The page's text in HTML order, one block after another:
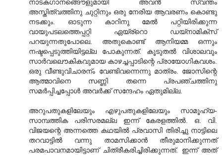
നാടകഗാനങ്ങൌളുമായി അവന്‍ സ്വന്തം
അസ്തിത്വത്തിനു ചുറ്റിനും ഒരു നേരിയ ആവരണം കൊണ്ടു
നടക്കും. ഓടുന്ന കാറിനു മേല്‍ പറ്റിയിരിക്കുന്ന
വായുപടലത്തെപ്പറ്റി ഏയ്ര്‌റൊ ഡയ്നാമിക്സ്
പറയുന്നതുപോലെ.‍ അതുകൊണ്ട് ആനിയമ്മ ഒന്നും
നഷ്ടപ്പെടുത്തിയിട്ടല്ല പോകുന്നത്. കൂടുതല്‍ വിശാലവും
സാര്‍വലൌകികവുമായ കാഴച്ചപ്പാടിന്റെ പ്രായോഗികവശം.
ഒരു വീണ്ടുവിചാരന്ം വേണ്ടിവന്നെന്നു മാത്രം. ജോസിന്റെ
ആത്മാവിനെ സണ്ണി തന്നെ പ്രപഞ്ചത്തിനു
സമര്‍പ്പിച്ചപ്പോള്‍ അവര്‍ക്ക് സന്ദേഹം ഏതുമില്ല.
അറുപതുകളിലേയും എഴുപതുകളിലേയും സാമൂഹ്യ-
സാമ്പത്തിക പരിസരമല്ല ഇന്ന് കേരളത്തില്‍. ഒ. വി.
വിജയന്റെ അന്നത്തെ കഥയില്‍ പ്രവാസി തിരിച്ചു നാട്ടിലെ
തറവാട്ടില്‍ വന്നു താമസിക്കാന്‍ തീരുമാനിക്കുന്നത്
പരമപാവനമായിട്ടാണ് ചിത്രീകരിച്ചിരിക്കുന്നത്. ഇന്ന് അത്